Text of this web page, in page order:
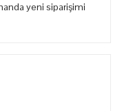
yeni siparişimi